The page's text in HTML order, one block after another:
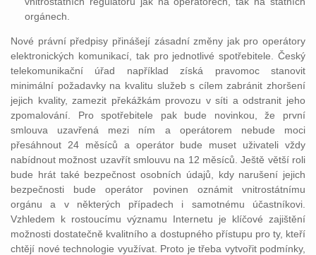
orgánech.
Nové právní předpisy přinášejí zásadní změny jak pro operátory
elektronických komunikací, tak pro jednotlivé spotřebitele. Český
telekomunikační úřad například získá pravomoc stanovit
minimální požadavky na kvalitu služeb s cílem zabránit zhoršení
jejich kvality, zamezit překážkám provozu v síti a odstranit jeho
zpomalování. Pro spotřebitele pak bude novinkou, že první
smlouva uzavřená mezi ním a operátorem nebude moci
přesáhnout 24 měsíců a operátor bude muset uživateli vždy
nabídnout možnost uzavřít smlouvu na 12 měsíců. Ještě větší roli
bude hrát také bezpečnost osobních údajů, kdy narušení jejich
bezpečnosti bude operátor povinen oznámit vnitrostátnímu
orgánu a v některých případech i samotnému účastníkovi.
Vzhledem k rostoucímu významu Internetu je klíčové zajištění
možnosti dostatečně kvalitního a dostupného přístupu pro ty, kteří
chtějí nové technologie využívat. Proto je třeba vytvořit podmínky,